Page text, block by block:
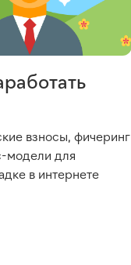
взносы, фичеринг
модели для
в интернете